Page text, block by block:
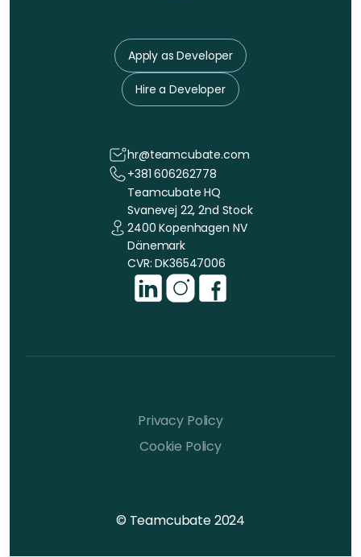
Apply as Developer
Hire a Developer
hr@teamcubate.com
+381 606262778
Teamcubate HQ
Svanevej 22, 2nd Stock
2400 Kopenhagen NV
Dänemark
CVR: DK36547006
© Teamcubate 2024
Privacy Policy
Cookie Policy